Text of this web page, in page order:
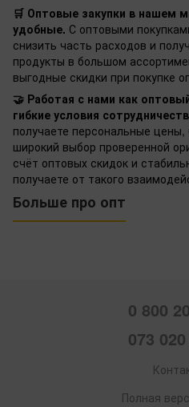
🛒 Оптовые закупки в нашем
удобные. С оптовыми
снизить часть расходов и
продукты в большом
выгодные скидки при покупке
🤝 Работая с нами как
гибкие условия
получаете персональные
широкий выбор проверенной
счёт оптовых скидок и
получаете от такого
Больше про опт
0 800
073
Полная